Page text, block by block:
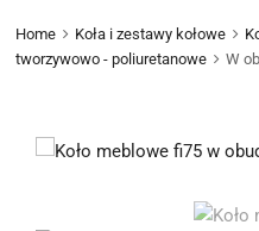
Home Koła i zestawy kołowe
tworzywowo - poliuretanowe
W